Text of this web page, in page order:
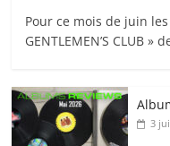
Pour ce mois de juin les
GENTLEMEN’S CLUB »
3